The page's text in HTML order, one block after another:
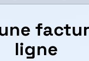
ligne